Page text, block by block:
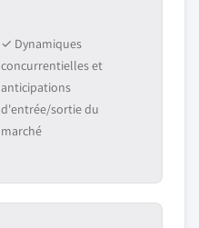
✓ Dynamiques
concurrentielles et
anticipations
d'entrée/sortie du
marché